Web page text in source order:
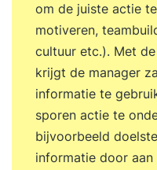
om de juiste actie
motiveren,
cultuur etc.). Met
krijgt de manager
informatie te
sporen actie te
bijvoorbeeld
informatie door